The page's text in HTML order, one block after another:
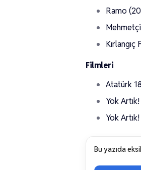
Ramo
Kırlangıç
Filmleri
Atatürk
Yok
Yok
Bu yazıda